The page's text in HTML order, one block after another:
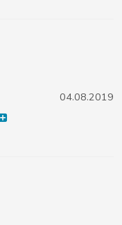
04.08.2019